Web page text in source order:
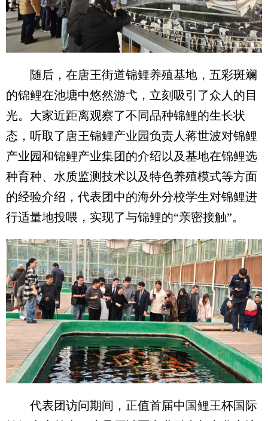
随后，在唐王街道锦鲤养殖基地，五彩斑斓
的锦鲤在池塘中悠然游弋，立刻吸引了众人的目
光。大家近距离观察了不同品种锦鲤的生长状
态，听取了唐王锦鲤产业园负责人蒋世波对锦鲤
产业园和锦鲤产业集团的介绍以及基地在锦鲤选
种育种、水质监测技术以及特色养殖模式等方面
的经验介绍，代表团中的海外分校学生对锦鲤进
行适量地投喂，实现了与锦鲤的“亲密接触”。
代表团访问期间，正值首届中国鲤王杯国际